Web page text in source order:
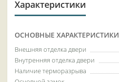
Характеристики
ОСНОВНЫЕ ХАРАКТЕРИСТИКИ
Внешняя отделка двери
Внутренняя отделка двери
Наличие терморазрыва